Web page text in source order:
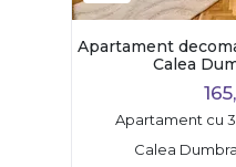
Apartament
Calea
Apartament cu
Calea